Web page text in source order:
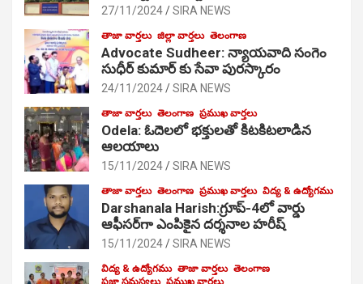
27/11/2024 SIRA NEWS
తాజా వార్తలు జిల్లా వార్తలు తెలంగాణ
Advocate Sudheer: న్యాయవాది సంగెం
సుధీర్ కుమార్ కు సేవా పురస్కారం
24/11/2024 SIRA NEWS
తాజా వార్తలు తెలంగాణ ప్రముఖ వార్తలు
Odela: ఓదెల‌లో భక్తులతో కిటకిటలాడిన
ఆల‌యాలు
15/11/2024 SIRA NEWS
తాజా వార్తలు తెలంగాణ ప్రముఖ వార్తలు విద్య & ఉద్యోగము
Darshanala Harish:గ్రూప్-4లో వార్డు
ఆఫీసర్‌గా ఎంపికైన దర్శనాల హరీష్
15/11/2024 SIRA NEWS
విద్య & ఉద్యోగము తాజా వార్తలు తెలంగాణ
ప్రజా సమస్యలు ప్రముఖ వార్తలు